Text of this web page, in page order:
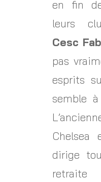
en fin
leurs
Cesc
pas
esprits
semble
Chelsea
dirige